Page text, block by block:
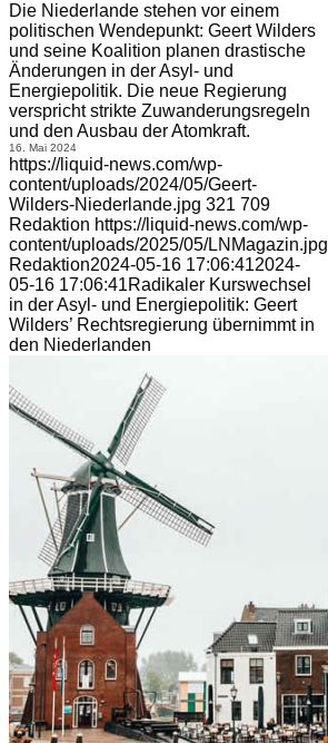
Die Niederlande stehen vor einem
politischen Wendepunkt: Geert Wilders
und seine Koalition planen drastische
Änderungen in der Asyl- und
Energiepolitik. Die neue Regierung
verspricht strikte Zuwanderungsregeln
und den Ausbau der Atomkraft.
16. Mai 2024
https://liquid-news.com/wp-
content/uploads/2024/05/Geert-
Wilders-Niederlande.jpg 321 709
Redaktion https://liquid-news.com/wp-
content/uploads/2025/05/LNMagazin.jpg
Redaktion2024-05-16 17:06:412024-
05-16 17:06:41Radikaler Kurswechsel
in der Asyl- und Energiepolitik: Geert
Wilders’ Rechtsregierung übernimmt in
den Niederlanden